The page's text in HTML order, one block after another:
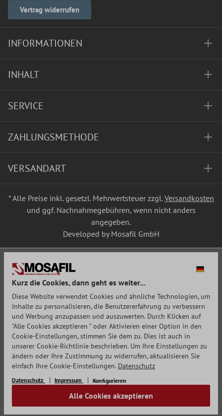
Vertrag widerrufen
INFORMATIONEN
INHALT
SERVICE
ZAHLUNGSMETHODE
VERSANDART
* Alle Preise inkl. gesetzl. Mehrwertsteuer zzgl.Versandkosten
und ggf. Nachnahmegebühren, wenn nicht anders
angegeben.
Developed by Mosafil GmbH
Kurz die Cookies, dann geht es weiter...
Diese Website verwendet Cookies und ähnliche Technologien, um
Inhalte zu personalisieren, die Benutzererfahrung zu verbessern
und Werbung anzupassen und auszuwerten. Durch Klicken auf
"Alle Cookies akzeptieren " oder Aktivieren einer Option in den
Cookie-Einstellungen, stimmen Sie dem zu. Dies ist auch in
unserer Cookie-Richtlinie beschrieben. Um Ihre Einstellungen zu
ändern oder Ihre Zustimmung zu widerrufen, aktualisieren Sie
einfach Ihre Cookie-Einstellungen. Datenschutz
Datenschutz Impressum Konfigurieren
Alle Cookies akzeptieren